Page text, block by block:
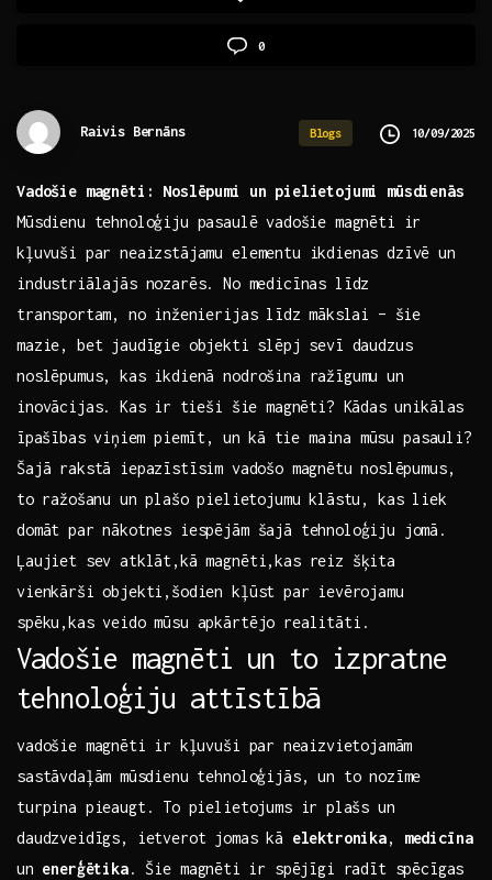
0
Raivis Bernāns Blogs 10/09/2025
Vadošie magnēti: Noslēpumi un pielietojumi mūsdienās
Mūsdienu tehnoloģiju pasaulē⁤ vadošie magnēti ir
kļuvuši par neaizstājamu elementu ikdienas dzīvē un⁢
industriālajās nozarēs.⁤ No ​medicīnas līdz
transportam,⁢ no inženierijas līdz⁢ mākslai‌ – šie
mazie, bet ​jaudīgie objekti⁢ slēpj sevī ​daudzus
noslēpumus, ‌kas‌ ikdienā nodrošina ražīgumu un
inovācijas. Kas ⁣ir ⁣tieši šie magnēti? Kādas⁢ unikālas
⁤īpašības ⁢viņiem piemīt,⁣ un‍ kā ⁤tie maina ⁤mūsu pasauli?
Šajā rakstā iepazīstīsim ⁣vadošo magnētu ⁤noslēpumus,⁢
to⁢ ražošanu un ⁣plašo pielietojumu klāstu, kas‍ liek‌
domāt par nākotnes iespējām‍ šajā‍ tehnoloģiju jomā.
Ļaujiet sev‌ atklāt,kā magnēti,kas reiz šķita
vienkārši‌ objekti,šodien kļūst⁤ par ievērojamu
spēku,kas veido mūsu apkārtējo realitāti.
Vadošie magnēti ⁢un⁣ to izpratne
tehnoloģiju attīstībā
vadošie magnēti ir ⁤kļuvuši‌ par ⁤neaizvietojamām
sastāvdaļām⁤ mūsdienu ‍tehnoloģijās, un​ to nozīme
turpina ​pieaugt. ⁤To pielietojums ir ⁣plašs un
daudzveidīgs,‌ ietverot jomas ⁤kā‍ elektronika, medicīna
un⁢ enerģētika. Šie magnēti ⁤ir ‍spējīgi radīt ⁢spēcīgas